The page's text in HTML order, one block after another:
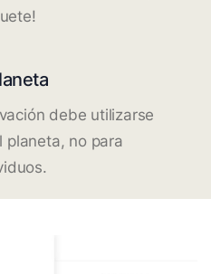
debe utilizarse
planeta, no para